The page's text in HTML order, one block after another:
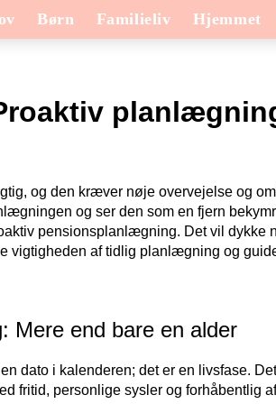
Børn Familieliv Hjemmet
og den kræver nøje overvejelse og
og ser den som en fjern
pensionsplanlægning. Det vil dykke
vigtigheden af tidlig planlægning og
Mere end bare en alder
dato i kalenderen; det er en livsfase.
fritid, personlige sysler og forhåbentlig